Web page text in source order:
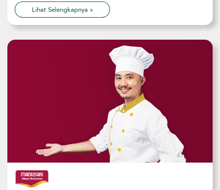
Lihat Selengkapnya »